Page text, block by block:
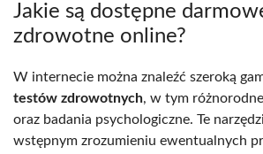
Jakie są dostępne
zdrowotne online?
W internecie można znaleźć szeroką
testów zdrowotnych, w tym
oraz badania psychologiczne. Te
wstępnym zrozumieniu ewentualnych